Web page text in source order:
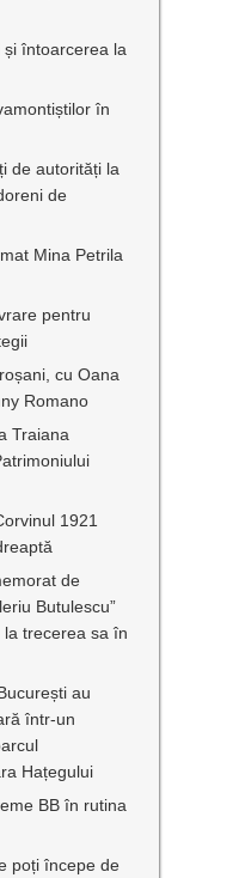
și întoarcerea la
în
de autorități la
de
Mina Petrila
pentru
cu Oana
Romano
Traiana
1921
de
Butulescu”
trecerea sa în
au
într-un
Hațegului
BB în rutina
poți începe de